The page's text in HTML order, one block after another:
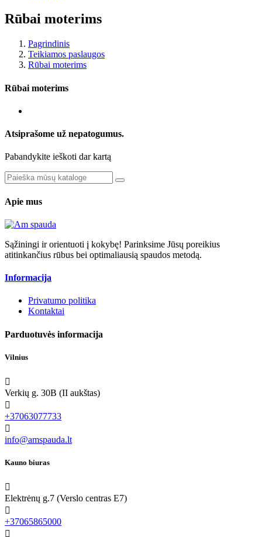
Rūbai moterims
Pagrindinis
Teikiamos paslaugos
Rūbai moterims
Rūbai moterims
Atsiprašome už nepatogumus.
Pabandykite ieškoti dar kartą
Apie mus
Sąžiningi ir orientuoti į kokybę! Parinksime Jūsų poreikius
atitinkančius rūbus bei optimaliausią spaudos metodą.
Informacija
Privatumo politika
Kontaktai
Parduotuvės informacija
Vilnius

Verkių g. 30B (II aukštas)

+37063077733

info@amspauda.lt
Kauno biuras

Elektrėnų g.7 (Verslo centras E7)

+37065865000
